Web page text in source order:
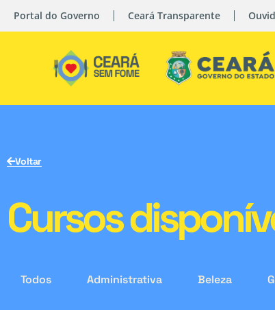
Portal do Governo Ceará Transparente
Voltar
Cursos
Todos Administrativa Beleza